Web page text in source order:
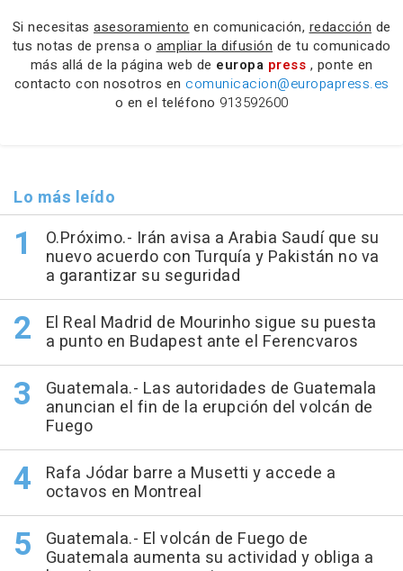
Si necesitas asesoramiento en comunicación, redacción de
tus notas de prensa o ampliar la difusión de tu comunicado
más allá de la página web de europa press , ponte en
contacto con nosotros en comunicacion@europapress.es
o en el teléfono 913592600
Lo más leído
O.Próximo.- Irán avisa a Arabia Saudí que su
nuevo acuerdo con Turquía y Pakistán no va
a garantizar su seguridad
El Real Madrid de Mourinho sigue su puesta
a punto en Budapest ante el Ferencvaros
Guatemala.- Las autoridades de Guatemala
anuncian el fin de la erupción del volcán de
Fuego
Rafa Jódar barre a Musetti y accede a
octavos en Montreal
Guatemala.- El volcán de Fuego de
Guatemala aumenta su actividad y obliga a